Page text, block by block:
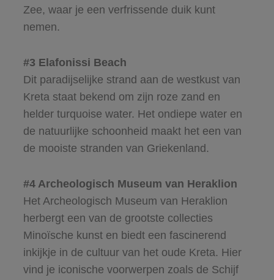
Zee, waar je een verfrissende duik kunt
nemen.
#3 Elafonissi Beach
Dit paradijselijke strand aan de westkust van
Kreta staat bekend om zijn roze zand en
helder turquoise water. Het ondiepe water en
de natuurlijke schoonheid maakt het een van
de mooiste stranden van Griekenland.
#4 Archeologisch Museum van Heraklion
Het Archeologisch Museum van Heraklion
herbergt een van de grootste collecties
Minoïsche kunst en biedt een fascinerend
inkijkje in de cultuur van het oude Kreta. Hier
vind je iconische voorwerpen zoals de Schijf